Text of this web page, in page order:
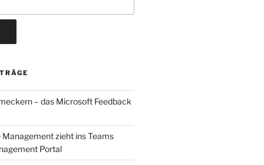
– das Microsoft Feedback
zieht ins Teams
Portal